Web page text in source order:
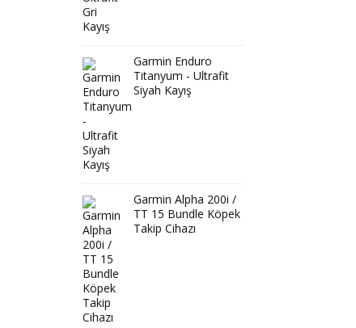
Garmin Enduro
Titanyum - Ultrafit
Siyah Kayış
Garmin Alpha 200i /
TT 15 Bundle Köpek
Takip Cihazı